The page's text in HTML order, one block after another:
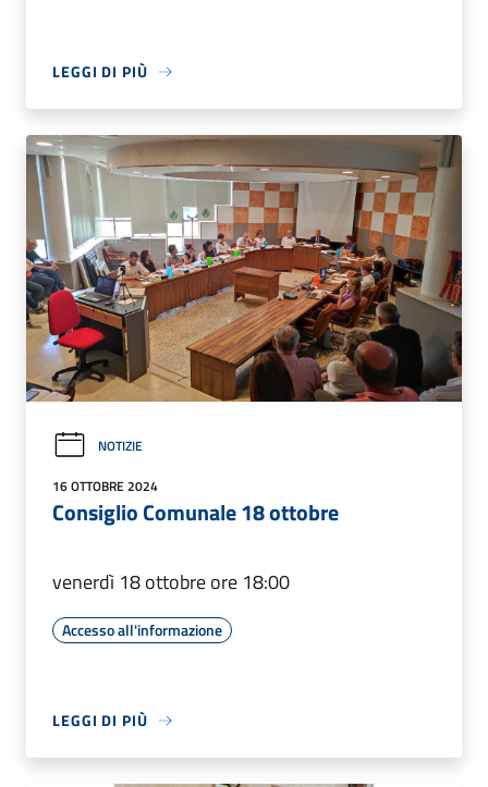
LEGGI DI PIÙ
NOTIZIE
16 OTTOBRE 2024
Consiglio Comunale 18 ottobre
venerdì 18 ottobre ore 18:00
Accesso all'informazione
LEGGI DI PIÙ